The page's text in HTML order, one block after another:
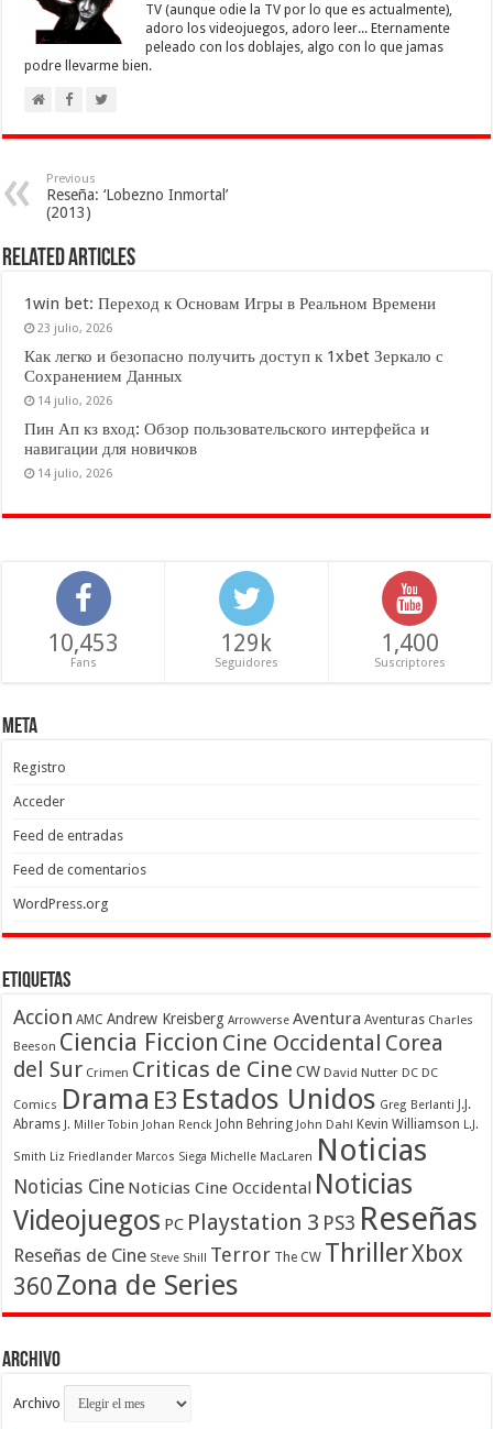
TV (aunque odie la TV por lo que es actualmente),
adoro los videojuegos, adoro leer... Eternamente
peleado con los doblajes, algo con lo que jamas
podre llevarme bien.
Previous
Reseña: ‘Lobezno Inmortal’
(2013)
Related Articles
1win bet: Переход к Основам Игры в Реальном Времени
23 julio, 2026
Как легко и безопасно получить доступ к 1xbet Зеркало с
Сохранением Данных
14 julio, 2026
Пин Ап кз вход: Обзор пользовательского интерфейса и
навигации для новичков
14 julio, 2026
10,453
Fans
129k
Seguidores
1,400
Suscriptores
Meta
Registro
Acceder
Feed de entradas
Feed de comentarios
WordPress.org
Etiquetas
Accion AMC Andrew Kreisberg Arrowverse Aventura Aventuras Charles
Beeson Ciencia Ficcion Cine Occidental Corea
del Sur Crimen Criticas de Cine CW David Nutter DC DC
Comics Drama E3 Estados Unidos Greg Berlanti
J.J.
Abrams J. Miller Tobin Johan Renck John Behring John Dahl Kevin Williamson L.J.
Smith Liz Friedlander Marcos Siega Michelle MacLaren Noticias
Noticias Cine Noticias Cine Occidental Noticias
Videojuegos PC Playstation 3 PS3 Reseñas
Reseñas de Cine Steve Shill Terror The CW ThrillerXbox
360 Zona de Series
Archivo
Archivo